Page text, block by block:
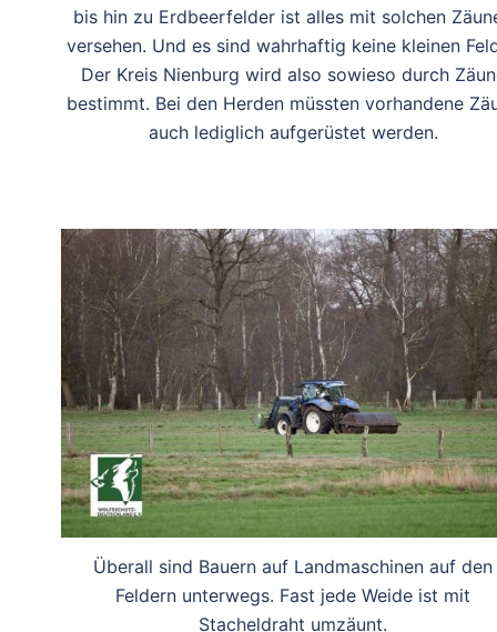
bis hin zu Erdbeerfelder ist alles mit solchen
versehen. Und es sind wahrhaftig keine kleinen
Der Kreis Nienburg wird also sowieso durch
bestimmt. Bei den Herden müssten vorhandene
auch lediglich aufgerüstet werden.
Überall sind Bauern auf Landmaschinen auf den
Feldern unterwegs. Fast jede Weide ist mit
Stacheldraht umzäunt.